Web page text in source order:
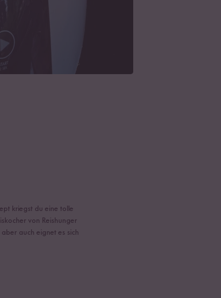
kriegst du eine tolle
von Reishunger
auch eignet es sich